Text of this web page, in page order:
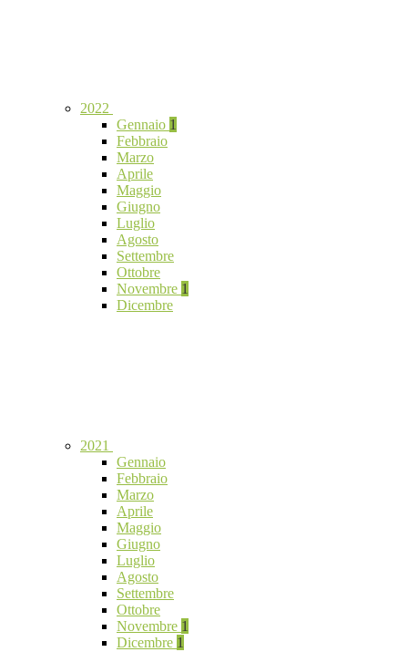
2022
Gennaio 1
Febbraio
Marzo
Aprile
Maggio
Giugno
Luglio
Agosto
Settembre
Ottobre
Novembre 1
Dicembre
2021
Gennaio
Febbraio
Marzo
Aprile
Maggio
Giugno
Luglio
Agosto
Settembre
Ottobre
Novembre 1
Dicembre 1